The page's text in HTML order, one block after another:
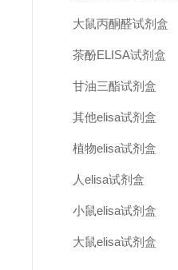
大鼠丙酮醛试剂盒
茶酚ELISA试剂盒
甘油三酯试剂盒
其他elisa试剂盒
植物elisa试剂盒
人elisa试剂盒
小鼠elisa试剂盒
大鼠elisa试剂盒